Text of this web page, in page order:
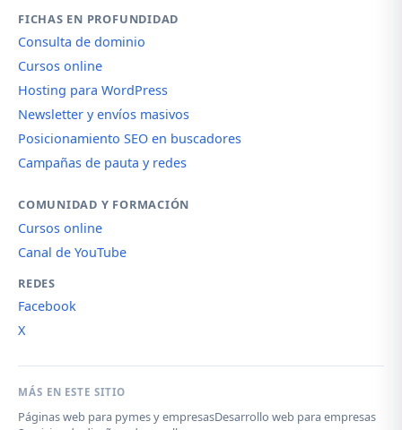
FICHAS EN PROFUNDIDAD
Consulta de dominio
Cursos online
Hosting para WordPress
Newsletter y envíos masivos
Posicionamiento SEO en buscadores
Campañas de pauta y redes
COMUNIDAD Y FORMACIÓN
Cursos online
Canal de YouTube
REDES
Facebook
X
MÁS EN ESTE SITIO
Páginas web para pymes y empresasDesarrollo web para empresas